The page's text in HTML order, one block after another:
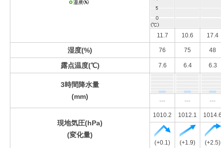
11.7 10.6 17.4
湿度(%) 76 75 48
露点温度(℃) 7.6 6.4 6.3
3時間降水量
(mm)
--- --- ---
現地気圧(hPa)
(変化量)
1010.2 1012.1
(+0.1) (+1.9) (+2.5)